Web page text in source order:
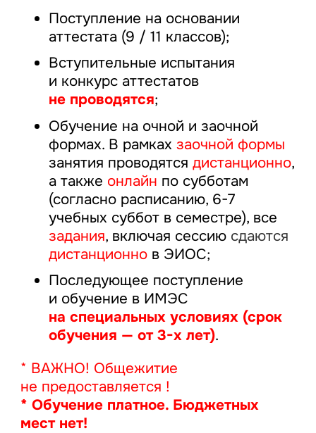
Поступление на основании
аттестата (9 / 11 классов);
Вступительные испытания
и конкурс аттестатов
не проводятся;
Обучение на очной и заочной
формах. В рамках заочной формы
занятия проводятся дистанционно,
а также онлайн по субботам
(согласно расписанию, 6-7
учебных суббот в семестре), все
задания, включая сессию сдаются
дистанционнов ЭИОС;
Последующее поступление
и обучение в ИМЭС
на специальных условиях (срок
обучения — от 3-х лет).
* ВАЖНО! Общежитие
не предоставляется !
* Обучение платное. Бюджетных
мест нет!